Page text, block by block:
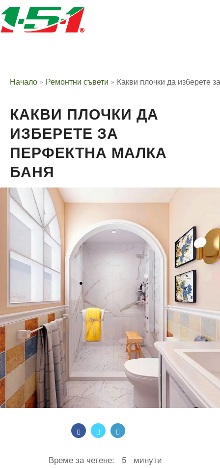
Начало » Ремонтни съвети » Какви плочки да изберете
КАКВИ ПЛОЧКИ ДА
ИЗБЕРЕТЕ ЗА
ПЕРФЕКТНА МАЛКА
БАНЯ
Време за четене: 5 минути